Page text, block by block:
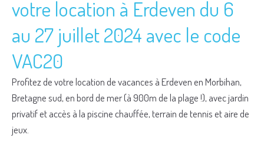
votre location à Erdeven du 6
au 27 juillet 2024 avec le code
VAC20
Profitez de votre location de vacances à Erdeven en Morbihan,
Bretagne sud, en bord de mer (à 900m de la plage !), avec jardin
privatif et accès à la piscine chauffée, terrain de tennis et aire de
jeux.